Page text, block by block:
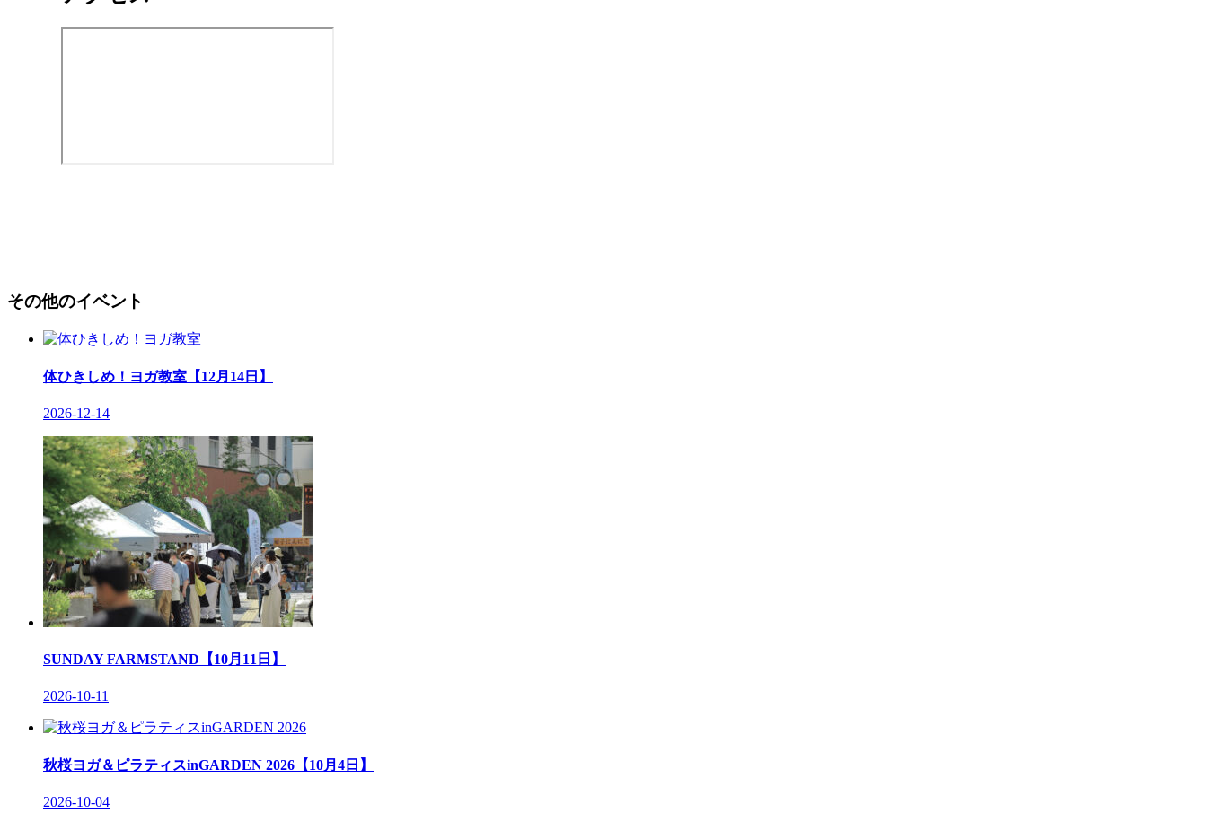
その他のイベント
体ひきしめ！ヨガ教室【12月14日】
2026-12-14
SUNDAY FARMSTAND【10月11日】
2026-10-11
秋桜ヨガ＆ピラティスinGARDEN 2026【10月4日】
2026-10-04